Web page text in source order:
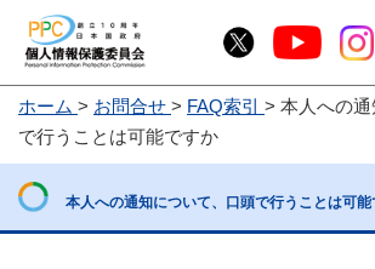
お
問
合
ホーム お問合せ FAQ索引
本人への
で行うことは可能ですか
本人への通知について、口頭で行うことは可能